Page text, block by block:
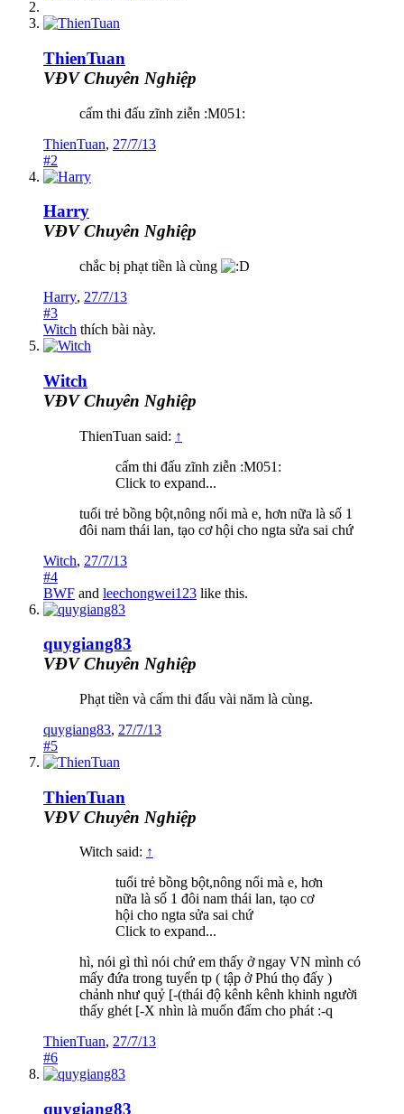
ThienTuan
VĐV Chuyên Nghiệp
cấm thi đấu zĩnh ziễn :M051:
ThienTuan, 27/7/13
#2
Harry
VĐV Chuyên Nghiệp
chắc bị phạt tiền là cùng
Harry, 27/7/13
#3
Witch thích bài này.
Witch
VĐV Chuyên Nghiệp
ThienTuan said: ↑
cấm thi đấu zĩnh ziễn :M051:
Click to expand...
tuổi trẻ bồng bột,nông nổi mà e, hơn nữa là số 1
đôi nam thái lan, tạo cơ hội cho ngta sửa sai chứ
Witch, 27/7/13
#4
BWF and leechongwei123 like this.
quygiang83
VĐV Chuyên Nghiệp
Phạt tiền và cấm thi đấu vài năm là cùng.
quygiang83, 27/7/13
#5
ThienTuan
VĐV Chuyên Nghiệp
Witch said: ↑
tuổi trẻ bồng bột,nông nổi mà e, hơn
nữa là số 1 đôi nam thái lan, tạo cơ
hội cho ngta sửa sai chứ
Click to expand...
hì, nói gì thì nói chứ em thấy ở ngay VN mình có
mấy đứa trong tuyển tp ( tập ở Phú thọ đấy )
chảnh như quỷ [-(thái độ kênh kênh khinh người
thấy ghét [-X nhìn là muốn đấm cho phát :-q
ThienTuan, 27/7/13
#6
quygiang83